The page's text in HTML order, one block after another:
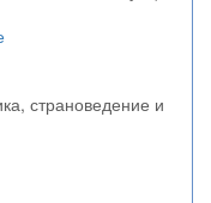
страноведение и